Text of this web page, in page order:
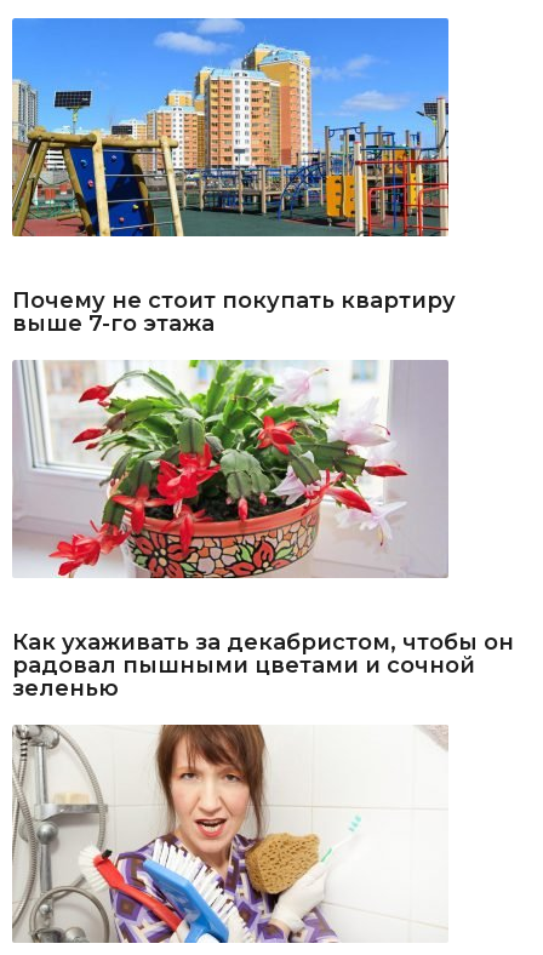
Почему не стоит покупать квартиру
выше 7-го этажа
Как ухаживать за декабристом, чтобы он
радовал пышными цветами и сочной
зеленью